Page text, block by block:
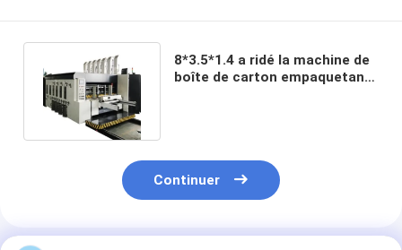
8*3.5*1.4 a ridé la machine de
boîte de carton empaquetant
Continuer